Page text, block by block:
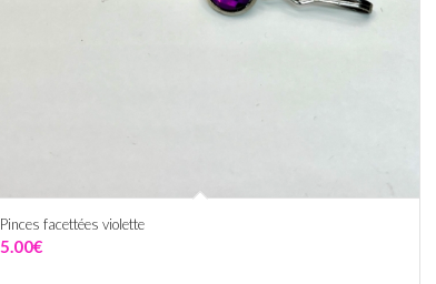
Pinces facettées violette
5.00€